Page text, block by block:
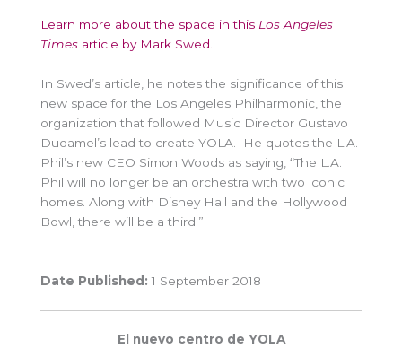
Learn more about the space in this Los Angeles
Times article by Mark Swed.
In Swed’s article, he notes the significance of this
new space for the Los Angeles Philharmonic, the
organization that followed Music Director Gustavo
Dudamel’s lead to create YOLA. He quotes the L.A.
Phil’s new CEO Simon Woods as saying, “The L.A.
Phil will no longer be an orchestra with two iconic
homes. Along with Disney Hall and the Hollywood
Bowl, there will be a third.”
Date Published:1 September 2018
El nuevo centro de YOLA